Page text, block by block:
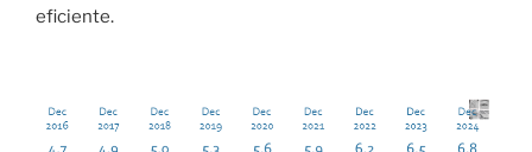
eficiente.